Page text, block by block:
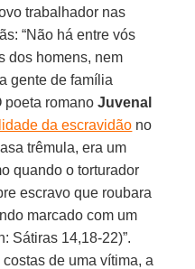
trabalhador nas
“Não há entre vós
dos homens, nem
gente de família
poeta romanoJuvenal
da escravidão no
trêmula, era um
quando o torturador
escravo que roubara
marcado com um
Sátiras 14,18-22)”.
de uma vítima, a